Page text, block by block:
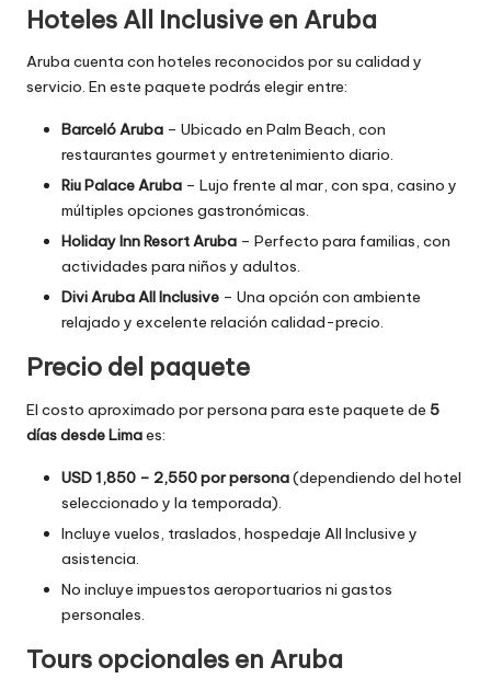
Hoteles All Inclusive en Aruba
Aruba cuenta con hoteles reconocidos por su calidad y
servicio. En este paquete podrás elegir entre:
Barceló Aruba – Ubicado en Palm Beach, con
restaurantes gourmet y entretenimiento diario.
Riu Palace Aruba – Lujo frente al mar, con spa, casino y
múltiples opciones gastronómicas.
Holiday Inn Resort Aruba – Perfecto para familias, con
actividades para niños y adultos.
Divi Aruba All Inclusive – Una opción con ambiente
relajado y excelente relación calidad-precio.
Precio del paquete
El costo aproximado por persona para este paquete de 5
días desde Limaes:
USD 1,850 – 2,550 por persona(dependiendo del hotel
seleccionado y la temporada).
Incluye vuelos, traslados, hospedaje All Inclusive y
asistencia.
No incluye impuestos aeroportuarios ni gastos
personales.
Tours opcionales en Aruba